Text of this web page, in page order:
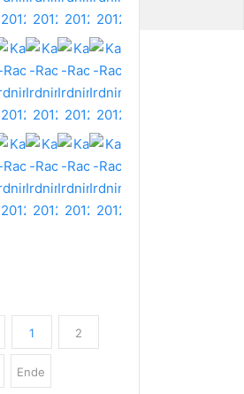
1 2
Ende